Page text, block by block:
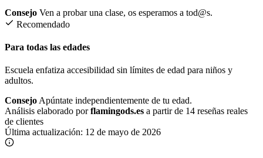
Consejo Ven a probar una clase, os esperamos a tod@s.
Recomendado
Para todas las edades
Escuela enfatiza accesibilidad sin límites de edad para niños y
adultos.
Consejo Apúntate independientemente de tu edad.
Análisis elaborado porflamingods.es a partir de 14 reseñas reales
de clientes
Última actualización: 12 de mayo de 2026